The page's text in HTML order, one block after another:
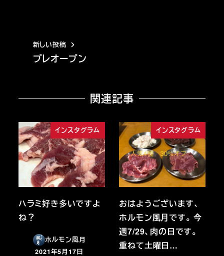
新しい投稿
プレオープン
関連記事
インスタグラム
ハラミ好き多いですよ
ね？
ホルモン風月
2021年5月17日
インスタグラム
おはようございます、
ホルモン風月です。 今
週7/29、肉の日です。
重ねて土曜日…